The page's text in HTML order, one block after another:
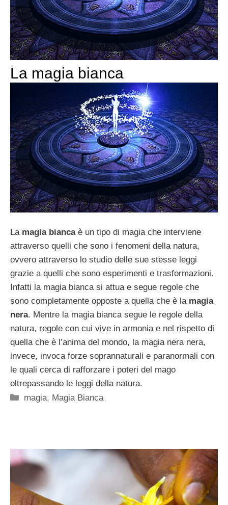
La magia bianca
La magia bianca è un tipo di magia che interviene
attraverso quelli che sono i fenomeni della natura,
ovvero attraverso lo studio delle sue stesse leggi
grazie a quelli che sono esperimenti e trasformazioni.
Infatti la magia bianca si attua e segue regole che
sono completamente opposte a quella che è la magia
nera. Mentre la magia bianca segue le regole della
natura, regole con cui vive in armonia e nel rispetto di
quella che è l’anima del mondo, la magia nera nera,
invece, invoca forze soprannaturali e paranormali con
le quali cerca di rafforzare i poteri del mago
oltrepassando le leggi della natura.
Categorie
magia, Magia Bianca